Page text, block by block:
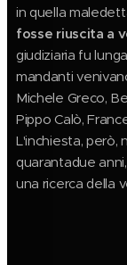
in quella
fosse riuscita a
giudiziaria fu
mandanti
Michele Greco,
Pippo Calò,
L'inchiesta, però,
quarantadue
una ricerca della